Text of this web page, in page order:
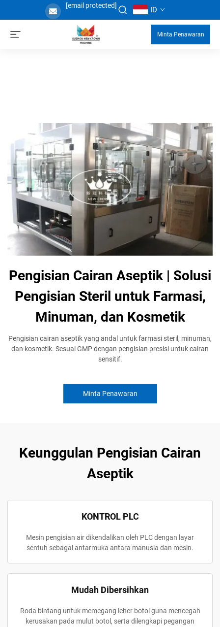
[email protected] ID
Minta Penawaran
Pengisian Cairan Aseptik | Solusi
Pengisian Steril untuk Farmasi,
Minuman, dan Kosmetik
Pengisian cairan aseptik yang andal untuk farmasi steril, minuman,
dan kosmetik. Sesuai GMP dengan pengisian presisi untuk cairan
sensitif.
Minta Penawaran
Keunggulan Pengisian Cairan
Aseptik
KONTROL PLC
Mesin pengisian air dikendalikan oleh PLC dengan layar
sentuh sebagai antarmuka antara manusia dan mesin.
Mudah Dibersihkan
Roda bintang untuk memegang leher botol guna mencegah
kerusakan pada mulut botol, serta dilengkapi pegangan